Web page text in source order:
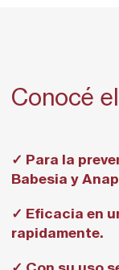
Conocé
✓ Para la
Babesia y
✓ Eficacia en
rapidamente.